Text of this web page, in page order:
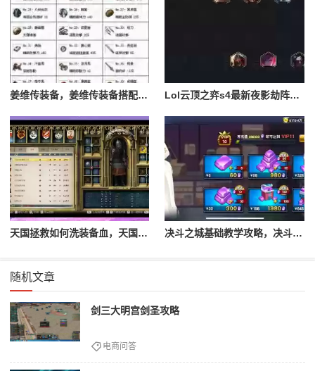
姜维传装备，姜维传装备搭配一览表最新 Lol云顶之弈s4最新夜影劫阵容搭配，云顶之奕夜影劫阵容
天国拯救如何洗装备血，天国拯救怎么洗衣服 决斗之城基础教学攻略，决斗之城教学攻略2111
随机文章
剑三大明宫剑圣攻略
电商问答